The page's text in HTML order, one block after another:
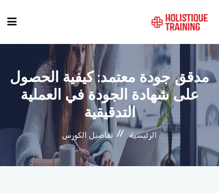
دليل الدورات
المواقع
التصنيفات
مدقق جودة معتمد: كيفية الحصول
على شهادة الجودة في العملية
التدقيقية
الرئيسية تفاصيل الكورس